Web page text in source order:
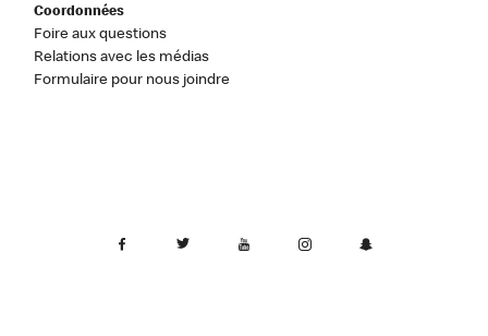
Coordonnées
Foire aux questions
Relations avec les médias
Formulaire pour nous joindre